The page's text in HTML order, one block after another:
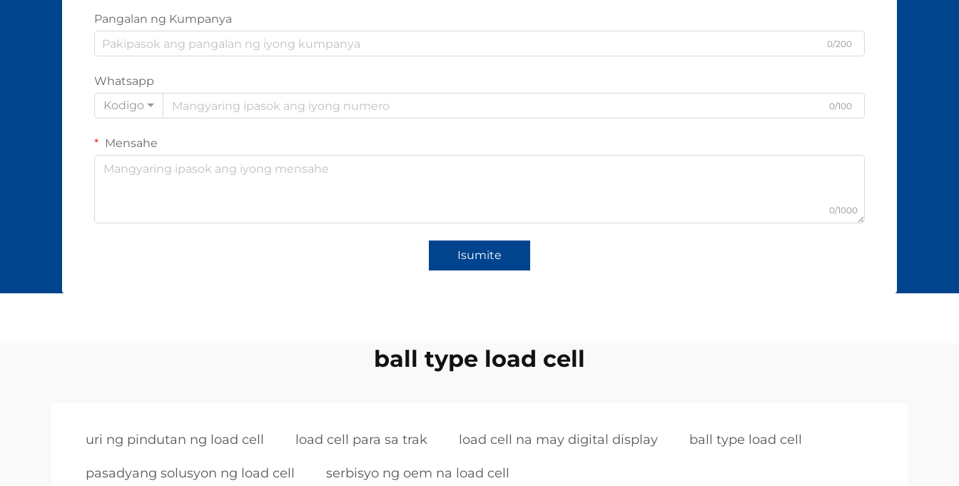
Pangalan ng Kumpanya
0/200
Whatsapp
Kodigo
0/100
Mensahe
0/1000
Isumite
ball type load cell
uri ng pindutan ng load cell load cell para sa trak load cell na may digital display ball type load cell
pasadyang solusyon ng load cell serbisyo ng oem na load cell